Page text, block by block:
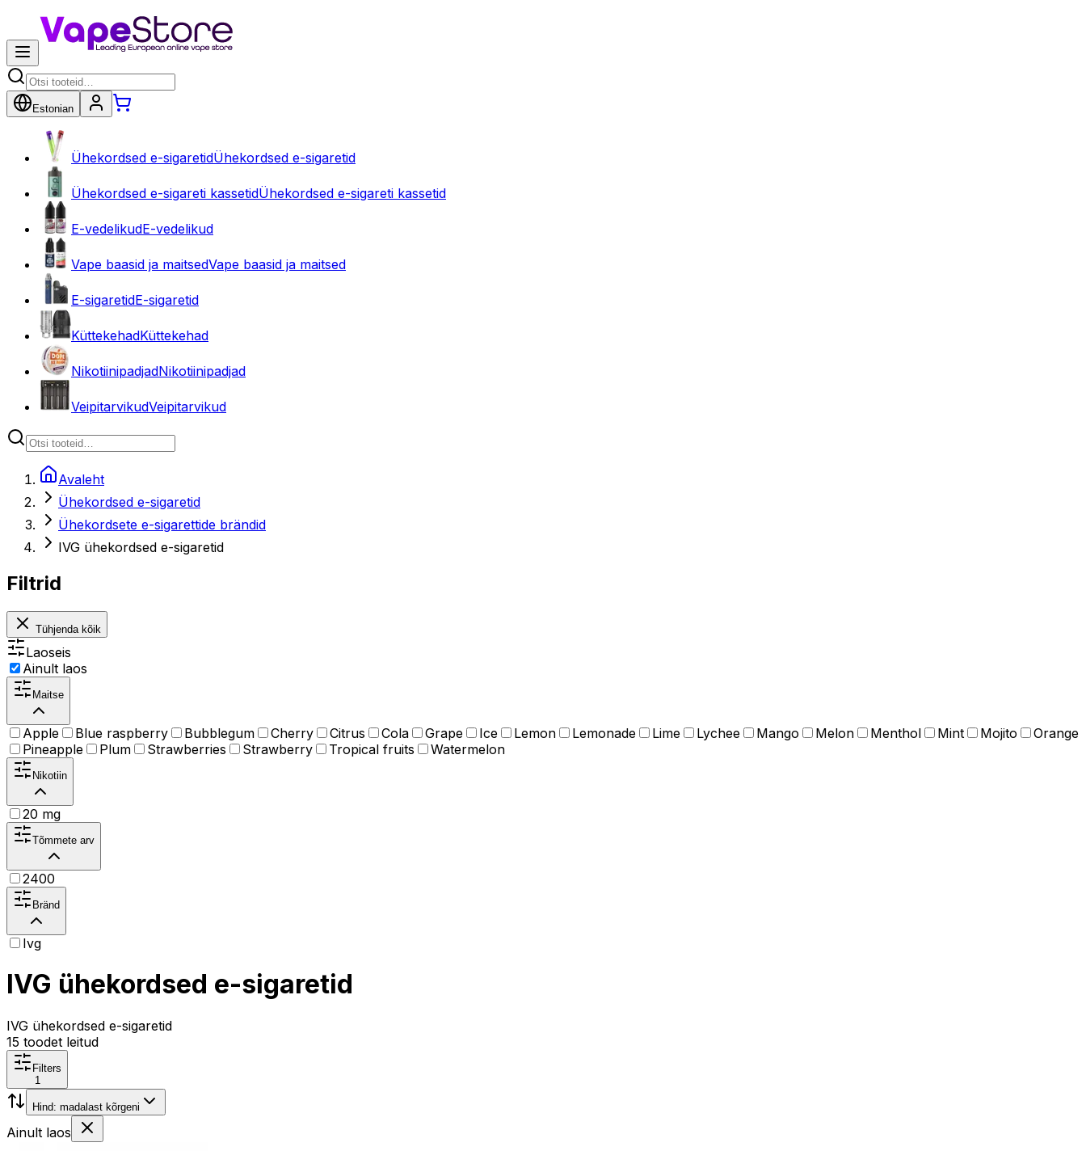
Estonian
Ühekordsed e-sigaretidÜhekordsed e-sigaretid
Ühekordsed e-sigareti kassetidÜhekordsed e-sigareti kassetid
E-vedelikudE-vedelikud
Vape baasid ja maitsedVape baasid ja maitsed
E-sigaretidE-sigaretid
KüttekehadKüttekehad
NikotiinipadjadNikotiinipadjad
VeipitarvikudVeipitarvikud
Avaleht
Ühekordsed e-sigaretid
Ühekordsete e-sigarettide brändid
IVG ühekordsed e-sigaretid
Filtrid
Tühjenda kõik
Laoseis
Ainult laos
Maitse
Apple Blue raspberry Bubblegum Cherry Citrus Cola Grape Ice Lemon Lemonade Lime Lychee Mango Melon Menthol Mint Mojito
Orange
Pineapple
Plum Strawberries Strawberry Tropical fruits Watermelon
Nikotiin
20 mg
Tõmmete arv
2400
Bränd
Ivg
IVG ühekordsed e-sigaretid
IVG ühekordsed e-sigaretid
15 toodet leitud
Filters
1
Hind: madalast kõrgeni
Ainult laos